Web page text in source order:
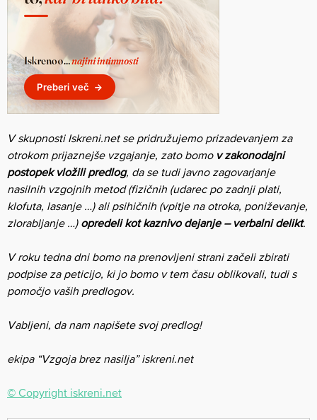
V skupnosti Iskreni.net se pridružujemo prizadevanjem za
otrokom prijaznejše vzgajanje, zato bomo v zakonodajni
postopek vložili predlog, da se tudi javno zagovarjanje
nasilnih vzgojnih metod (fizičnih (udarec po zadnji plati,
klofuta, lasanje …) ali psihičnih (vpitje na otroka, poniževanje,
zlorabljanje …) opredeli kot kaznivo dejanje – verbalni delikt.
V roku tedna dni bomo na prenovljeni strani začeli zbirati
podpise za peticijo, ki jo bomo v tem času oblikovali, tudi s
pomočjo vaših predlogov.
Vabljeni, da nam napišete svoj predlog!
ekipa “Vzgoja brez nasilja” iskreni.net
© Copyright iskreni.net